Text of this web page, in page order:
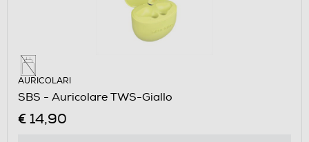
AURICOLARI
SBS - Auricolare TWS-Giallo
€ 14,90